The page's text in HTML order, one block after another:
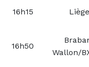
16h15 Liège
16h50
Wallon/